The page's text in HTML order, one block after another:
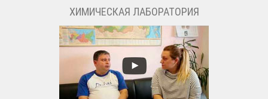
ХИМИЧЕСКАЯ ЛАБОРАТОРИЯ